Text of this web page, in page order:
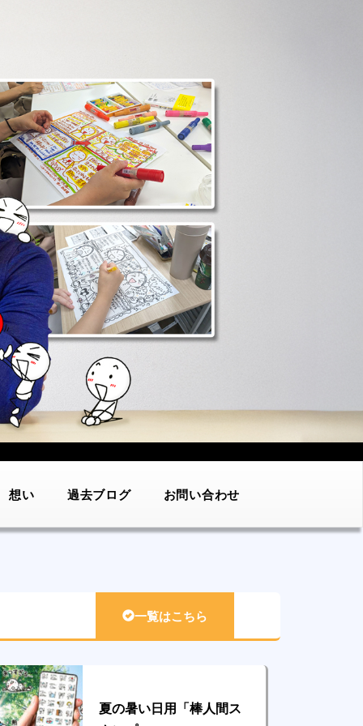
想い 過去ブログ お問い合わせ
一覧はこちら
夏の暑い日用「棒人間ス